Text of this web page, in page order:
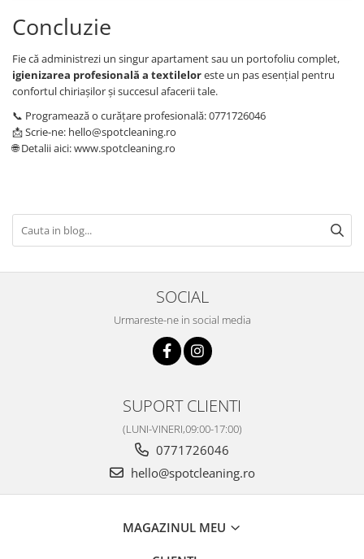
Concluzie
Fie că administrezi un singur apartament sau un portofoliu complet,
igienizarea profesională a textileloreste un pas esențial pentru
confortul chiriașilor și succesul afacerii tale.
📞 Programează o curățare profesională: 0771726046
📩 Scrie-ne: hello@spotcleaning.ro
🌐 Detalii aici: www.spotcleaning.ro
SOCIAL
Urmareste-ne in social media
SUPORT CLIENTI
(LUNI-VINERI,09:00-17:00)
0771726046
hello@spotcleaning.ro
MAGAZINUL MEU